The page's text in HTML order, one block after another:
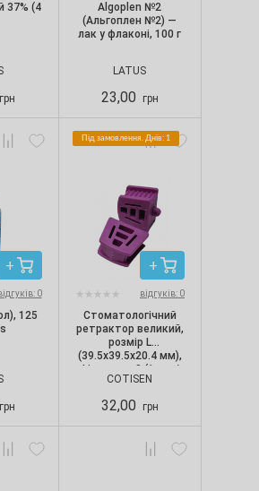
37% (4
грн
Algoplen №2
(Альгоплен №2) —
лак у флаконі, 100 г
LATUS
23,00 грн
0
125
грн
Під замовлення. Днів: 1
відгуків: 0
Стоматологічний
ретрактор великий,
розмір L
(39.5х39.5х20.4 мм),
фіолетовий (1 шт./
уп.)
COTISEN
32,00 грн